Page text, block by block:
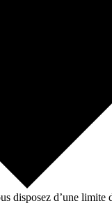
disposez d’une limite